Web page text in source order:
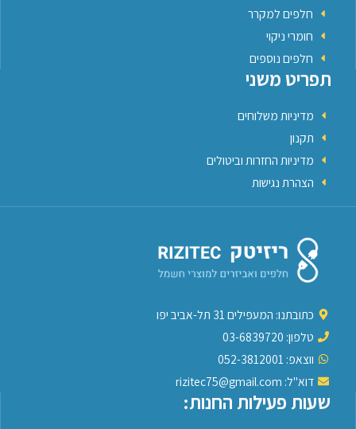
חלפים למקרר
חומרי ניקוי
חלפים נוספים
תפריט משני
מדיניות משלוחים
תקנון
מדיניות החזרות וביטולים
הצהרת נגישות
כתובתנו: המעפילים 31 תל-אביב יפו
טלפון: 03-6839720
ווצאפ: 052-3812001
דוא"ל: rizitec75@gmail.com
שעות פעילות החנות: